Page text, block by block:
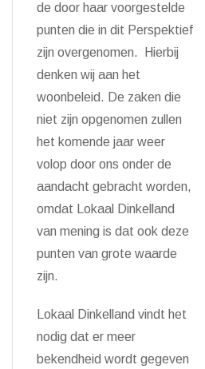
de door haar voorgestelde
punten die in dit Perspektief
zijn overgenomen. Hierbij
denken wij aan het
woonbeleid. De zaken die
niet zijn opgenomen zullen
het komende jaar weer
volop door ons onder de
aandacht gebracht worden,
omdat Lokaal Dinkelland
van mening is dat ook deze
punten van grote waarde
zijn.
Lokaal Dinkelland vindt het
nodig dat er meer
bekendheid wordt gegeven